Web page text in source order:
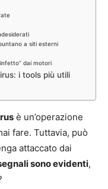
a siti esterni
dai motori
i tools più utili
è un’operazione
fare. Tuttavia, può
attaccato dai
sono evidenti,